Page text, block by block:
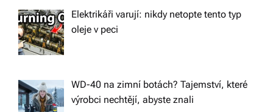
Elektrikáři varují: nikdy netopte tento typ
oleje v peci
WD-40 na zimní botách? Tajemství, které
výrobci nechtějí, abyste znali